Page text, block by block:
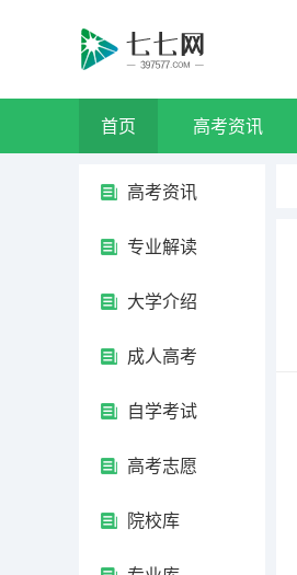
首页 高考资讯
高考资讯
专业解读
大学介绍
成人高考
自学考试
高考志愿
院校库